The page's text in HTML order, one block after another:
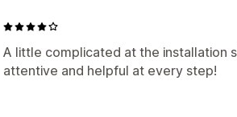
A little complicated at the installation
attentive and helpful at every step!